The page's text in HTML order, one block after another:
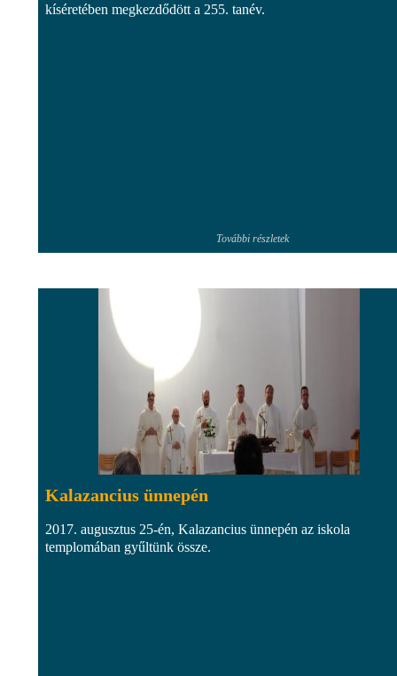
kíséretében megkezdődött a 255. tanév.
További részletek
Kalazancius ünnepén
2017. augusztus 25-én, Kalazancius ünnepén az iskola
templomában gyűltünk össze.